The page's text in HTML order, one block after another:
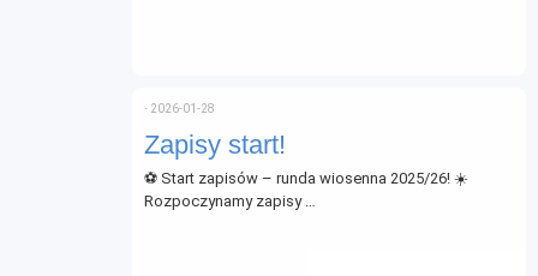
Zapisy start!
⋅ 2026-01-28
⚽ Start zapisów – runda wiosenna 2025/26! ☀️
Rozpoczynamy zapisy …